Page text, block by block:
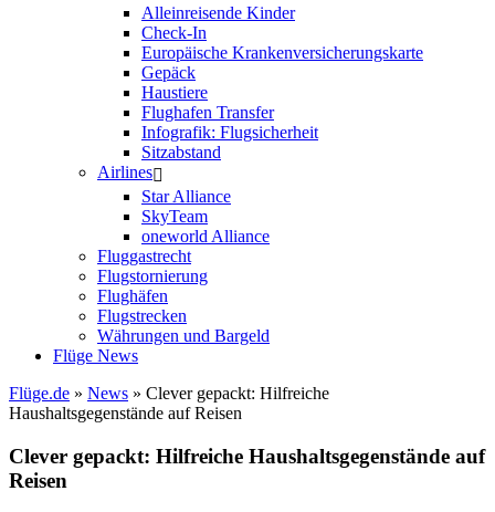
Alleinreisende Kinder
Check-In
Europäische Krankenversicherungskarte
Gepäck
Haustiere
Flughafen Transfer
Infografik: Flugsicherheit
Sitzabstand
Airlines
Star Alliance
SkyTeam
oneworld Alliance
Fluggastrecht
Flugstornierung
Flughäfen
Flugstrecken
Währungen und Bargeld
Flüge News
Flüge.de » News » Clever gepackt: Hilfreiche
Haushaltsgegenstände auf Reisen
Clever gepackt: Hilfreiche Haushaltsgegenstände auf
Reisen